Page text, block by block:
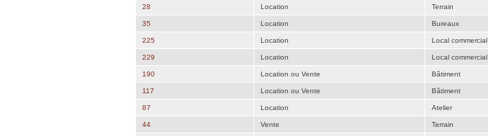
28 Location Terrain
35 Location Bureaux
225 Location Local commercial
229 Location Local commercial
190 Location ou Vente Bâtiment
117 Location ou Vente Bâtiment
87 Location Atelier
44 Vente Terrain